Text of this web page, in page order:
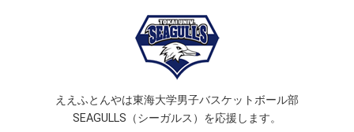
ええふとんやは東海大学男子バスケットボール部
SEAGULLS（シーガルス）を応援します。